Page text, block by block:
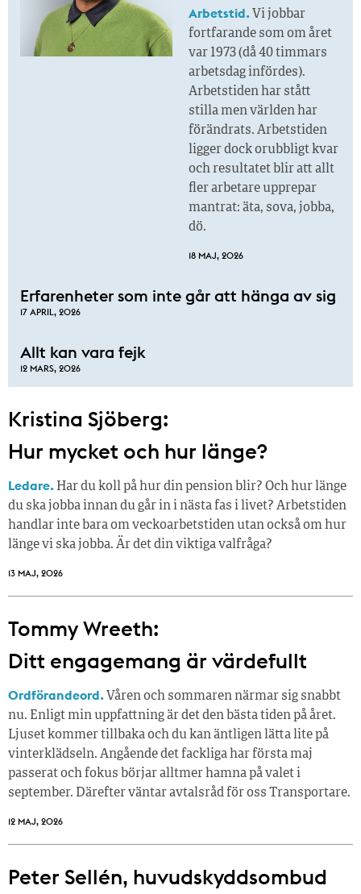
Arbetstid. Vi jobbar
fortfarande som om året
var 1973 (då 40 timmars
arbetsdag infördes).
Arbetstiden har stått
stilla men världen har
förändrats. Arbetstiden
ligger dock orubbligt kvar
och resultatet blir att allt
fler arbetare upprepar
mantrat: äta, sova, jobba,
dö.
18 MAJ, 2026
Erfarenheter som inte går att hänga av sig
17 APRIL, 2026
Allt kan vara fejk
12 MARS, 2026
Kristina Sjöberg:
Hur mycket och hur länge?
Ledare. Har du koll på hur din pension blir? Och hur länge
du ska jobba innan du går in i nästa fas i livet? Arbetstiden
handlar inte bara om veckoarbetstiden utan också om hur
länge vi ska jobba. Är det din viktiga valfråga?
13 MAJ, 2026
Tommy Wreeth:
Ditt engagemang är värdefullt
Ordförandeord. Våren och sommaren närmar sig snabbt
nu. Enligt min uppfattning är det den bästa tiden på året.
Ljuset kommer tillbaka och du kan äntligen lätta lite på
vinterklädseln. Angående det fackliga har första maj
passerat och fokus börjar alltmer hamna på valet i
september. Därefter väntar avtalsråd för oss Transportare.
12 MAJ, 2026
Peter Sellén, huvudskyddsombud